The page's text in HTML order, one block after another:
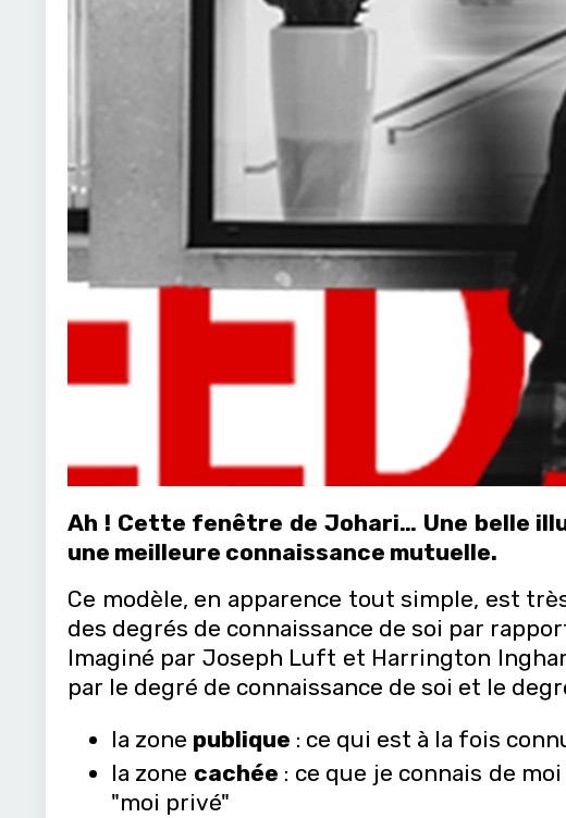
Ah ! Cette fenêtre de Johari… Une belle
une meilleure connaissance mutuelle.
Ce modèle, en apparence tout simple, est
des degrés de connaissance de soi par
Imaginé par Joseph Luft et Harrington
par le degré de connaissance de soi et le
la zone publique : ce qui est à la fois
la zone cachée : ce que je connais de
"moi privé"